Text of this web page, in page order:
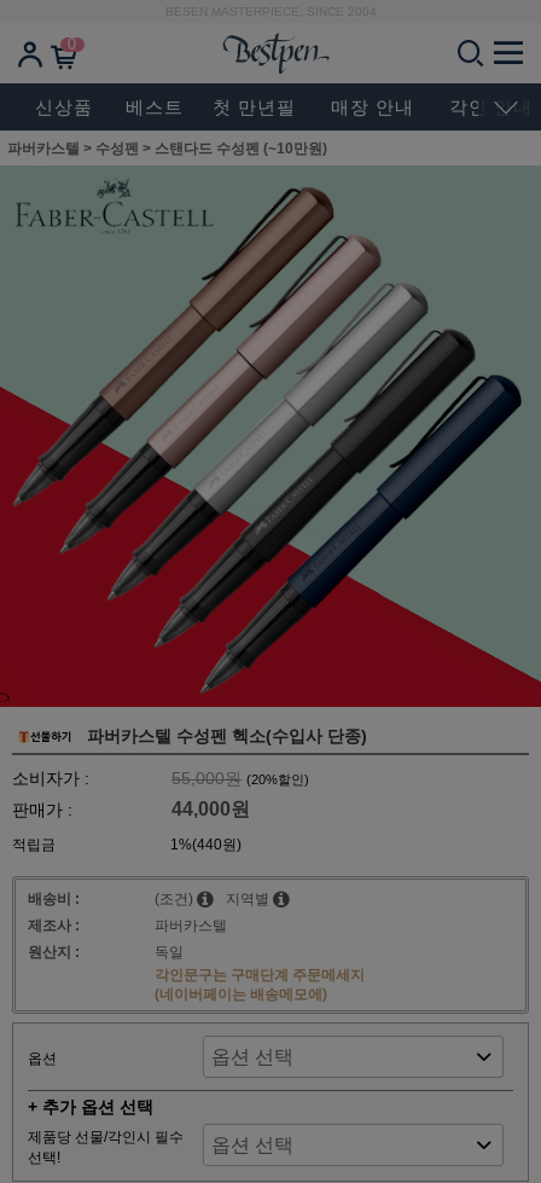
BESEN MASTERPIECE, SINCE 2004
0
신상품 베스트 첫 만년필 매장 안내 각인 안내
파버카스텔 > 수성펜 > 스탠다드 수성펜 (~10만원)
파버카스텔 수성펜 헥소(수입사 단종)
소비자가 : 55,000원 (20%할인)
판매가 : 44,000원
적립금 1%(440원)
배송비 : (조건)
지역별
제조사 :
파버카스텔
원산지 :
독일
각인문구는 구매단계 주문메세지
(네이버페이는 배송메모에)
옵션
+ 추가 옵션 선택
제품당 선물/각인시 필수
선택!